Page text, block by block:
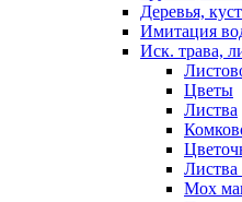
Деревья,
Имитация
Иск. трава,
Цветы
Листва
Листва
Мох